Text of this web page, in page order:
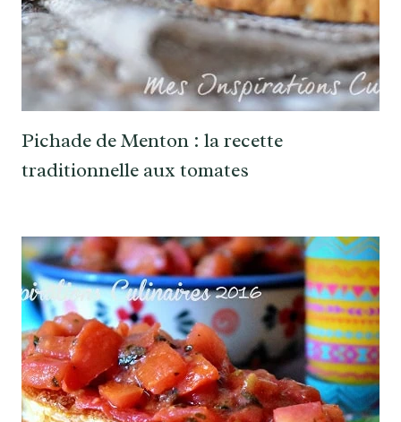
Pichade de Menton : la recette
traditionnelle aux tomates